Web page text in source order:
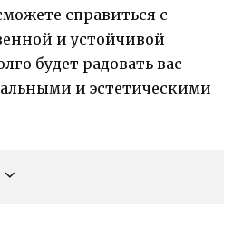
справиться с
и устойчивой
будет радовать вас
и эстетическими